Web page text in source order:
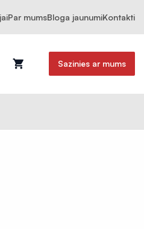
Par mumsBloga jaunumiKontakti
Sazinies ar mums